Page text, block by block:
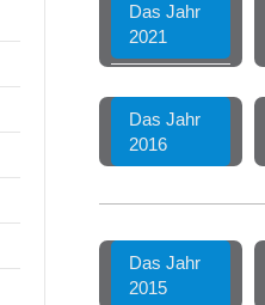
Das Jahr
2021
Das Jahr
2016
Das Jahr
2015